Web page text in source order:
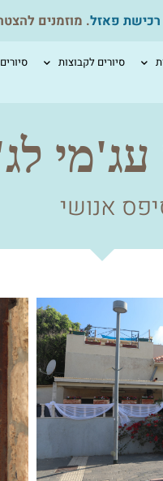
רכישת פאזל. מוזמנים
סיורים לקבוצות
עג'מי
אנושי